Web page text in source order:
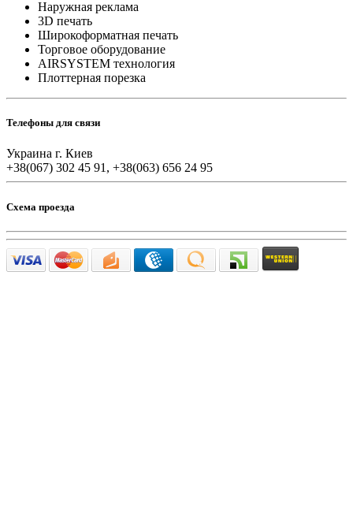
Наружная реклама
3D печать
Широкоформатная печать
Торговое оборудование
AIRSYSTEM технология
Плоттерная порезка
Телефоны для связи
Украина г. Киев
+38(067) 302 45 91, +38(063) 656 24 95
Схема проезда